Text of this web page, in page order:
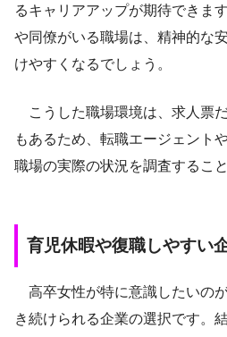
るキャリアアップが期待できま
や同僚がいる職場は、精神的な
けやすくなるでしょう。
こうした職場環境は、求人票
もあるため、転職エージェント
職場の実際の状況を調査するこ
育児休暇や復職しやすい
高卒女性が特に意識したいの
き続けられる企業の選択です。